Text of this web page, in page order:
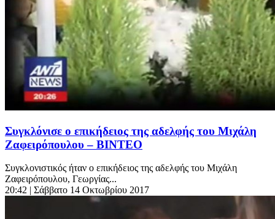
Συγκλόνισε ο επικήδειος της αδελφής του Μιχάλη
Ζαφειρόπουλου – ΒΙΝΤΕΟ
Συγκλονιστικός ήταν ο επικήδειος της αδελφής του Μιχάλη
Ζαφειρόπουλου, Γεωργίας...
20:42 | Σάββατο 14 Οκτωβρίου 2017